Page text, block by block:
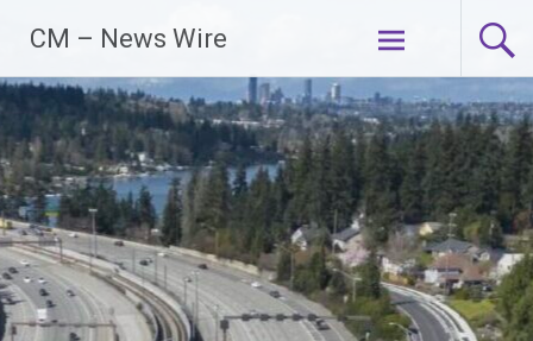
Inhalt
springen
CM – News Wire